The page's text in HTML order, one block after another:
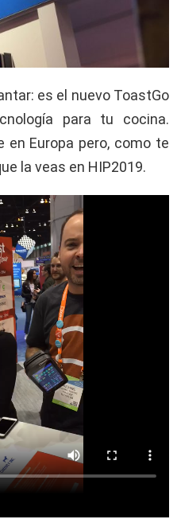
es el nuevo ToastGo
para tu cocina.
en Europa pero, como te
la veas en HIP2019.